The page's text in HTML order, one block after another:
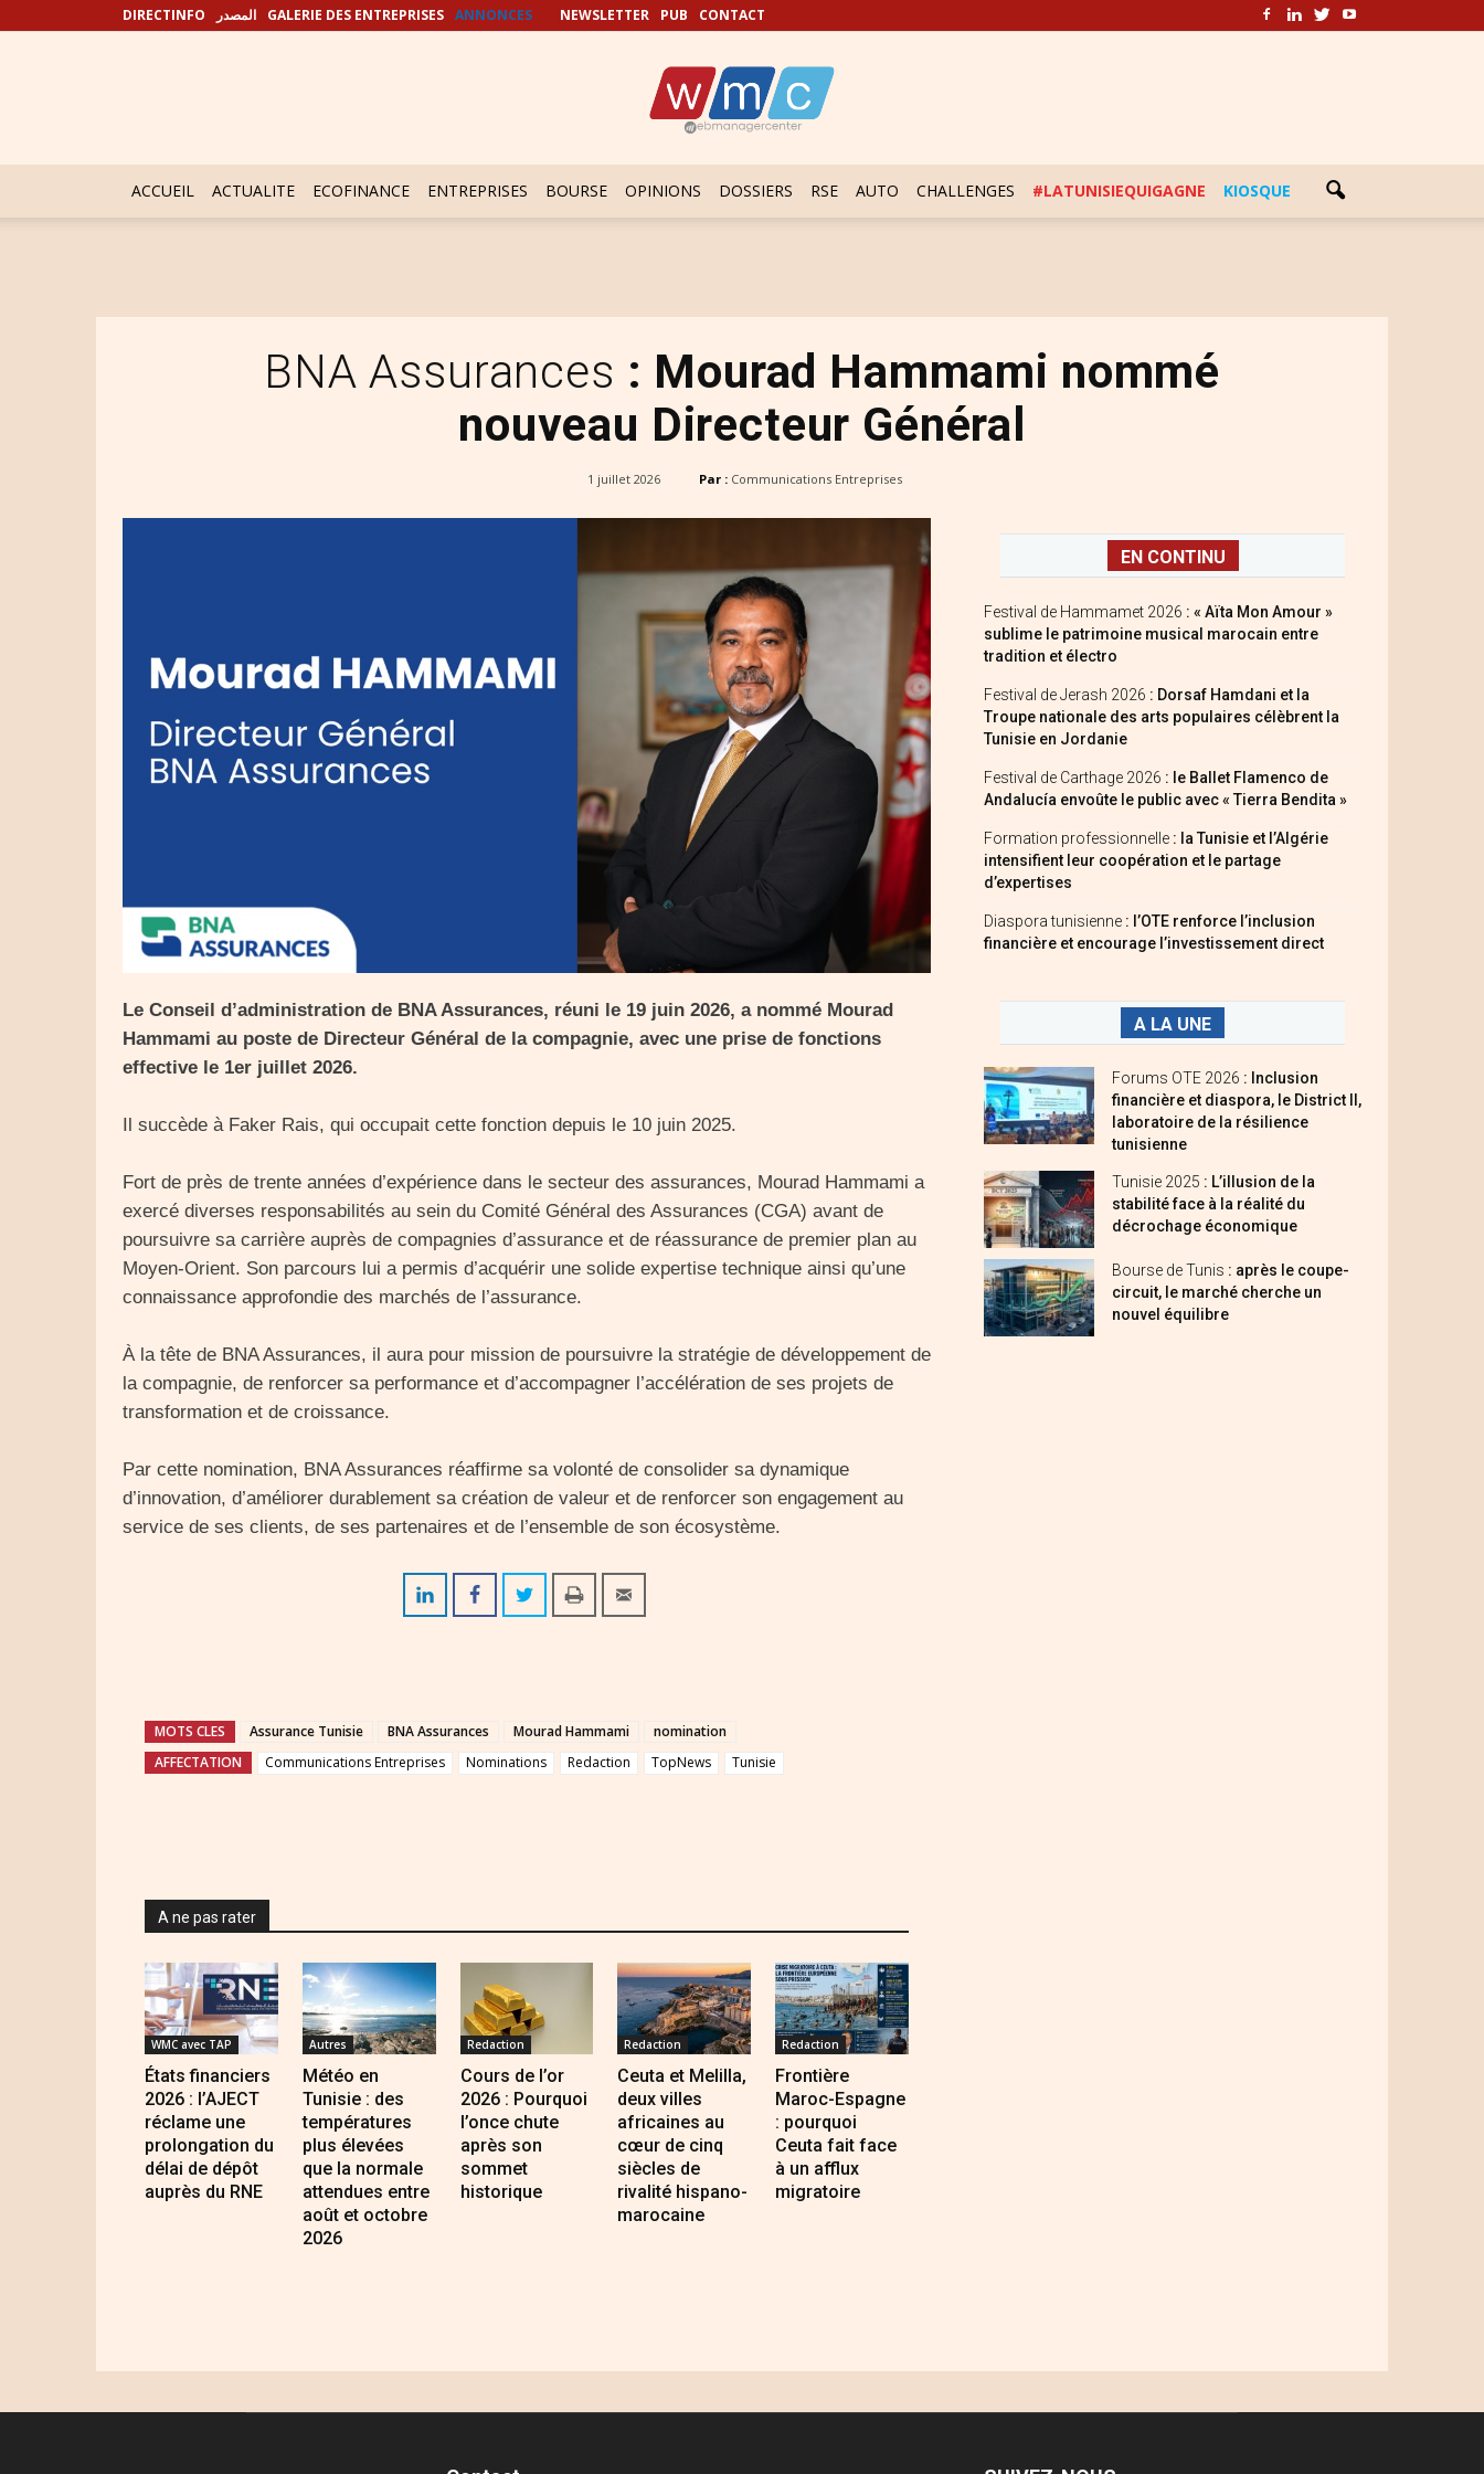
DIRECTINFO المصدر GALERIE DES ENTREPRISES ANNONCES NEWSLETTER PUB CONTACT
ACCUEIL ACTUALITE ECOFINANCE ENTREPRISES BOURSE OPINIONS DOSSIERS RSE AUTO CHALLENGES #LATUNISIEQUIGAGNE KIOSQUE
BNA Assurances : Mourad Hammami nommé
nouveau Directeur Général
1 juillet 2026 Par : Communications Entreprises
Le Conseil d’administration de BNA Assurances, réuni le 19 juin 2026, a nommé Mourad
Hammami au poste de Directeur Général de la compagnie, avec une prise de fonctions
effective le 1er juillet 2026.
Il succède à Faker Rais, qui occupait cette fonction depuis le 10 juin 2025.
Fort de près de trente années d’expérience dans le secteur des assurances, Mourad Hammami a
exercé diverses responsabilités au sein du Comité Général des Assurances (CGA) avant de
poursuivre sa carrière auprès de compagnies d’assurance et de réassurance de premier plan au
Moyen-Orient. Son parcours lui a permis d’acquérir une solide expertise technique ainsi qu’une
connaissance approfondie des marchés de l’assurance.
À la tête de BNA Assurances, il aura pour mission de poursuivre la stratégie de développement de
la compagnie, de renforcer sa performance et d’accompagner l’accélération de ses projets de
transformation et de croissance.
Par cette nomination, BNA Assurances réaffirme sa volonté de consolider sa dynamique
d’innovation, d’améliorer durablement sa création de valeur et de renforcer son engagement au
service de ses clients, de ses partenaires et de l’ensemble de son écosystème.
MOTS CLES Assurance Tunisie BNA Assurances Mourad Hammami
nomination
AFFECTATION
Communications Entreprises Nominations Redaction TopNews Tunisie
A ne pas rater
WMC avec TAP
États financiers
2026 : l’AJECT
réclame une
prolongation du
délai de dépôt
auprès du RNE
Autres
Météo en
Tunisie : des
températures
plus élevées
que la normale
attendues entre
août et octobre
2026
Redaction
Cours de l’or
2026 : Pourquoi
l’once chute
après son
sommet
historique
Redaction
Ceuta et Melilla,
deux villes
africaines au
cœur de cinq
siècles de
rivalité hispano-
marocaine
Redaction
Frontière
Maroc-Espagne
: pourquoi
Ceuta fait face
à un afflux
migratoire
EN CONTINU
Festival de Hammamet 2026 : « Aïta Mon Amour »
sublime le patrimoine musical marocain entre
tradition et électro
Festival de Jerash 2026 : Dorsaf Hamdani et la
Troupe nationale des arts populaires célèbrent la
Tunisie en Jordanie
Festival de Carthage 2026 : le Ballet Flamenco de
Andalucía envoûte le public avec « Tierra Bendita »
Formation professionnelle : la Tunisie et l’Algérie
intensifient leur coopération et le partage
d’expertises
Diaspora tunisienne : l’OTE renforce l’inclusion
financière et encourage l’investissement direct
A LA UNE
Forums OTE 2026 : Inclusion
financière et diaspora, le District II,
laboratoire de la résilience
tunisienne
Tunisie 2025 : L’illusion de la
stabilité face à la réalité du
décrochage économique
Bourse de Tunis : après le coupe-
circuit, le marché cherche un
nouvel équilibre